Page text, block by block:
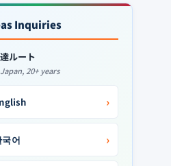
Inquiries
ルート
20+ years
›
국어 ›